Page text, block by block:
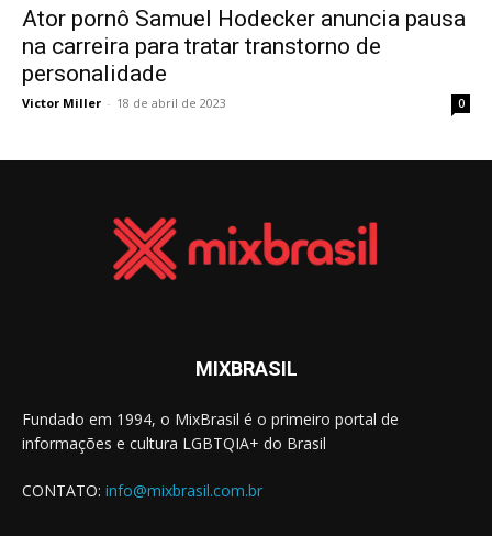
Ator pornô Samuel Hodecker anuncia pausa
na carreira para tratar transtorno de
personalidade
Victor Miller - 18 de abril de 2023 0
MIXBRASIL
Fundado em 1994, o MixBrasil é o primeiro portal de
informações e cultura LGBTQIA+ do Brasil
CONTATO: info@mixbrasil.com.br